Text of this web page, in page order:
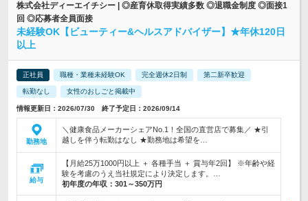
株式会社ディーエイチシー | ◎産育休取得実績多数 ◎退職金制度 ◎面接1
回 ◎応募者全員面接
未経験OK【ビューティー&ヘルスアドバイザー】★年休120日
以上
正社員 職種・業種未経験OK 完全週休2日制 第二新卒歓迎
転勤なし 女性のおしごと掲載中
情報更新日：2026/07/30 終了予定日：2026/09/14
勤務地
＼健康食品メーカーシェアNo.1！全国の直営店で募集／ ★引
越しを伴う転勤はなし ★勤務地は希望を…
給与
【月給25万1000円以上 ＋ 各種手当 ＋ 賞与年2回】 ※年齢や経
験を考慮のうえ当社規定により決定します。…
初年度の年収： 301～350万円